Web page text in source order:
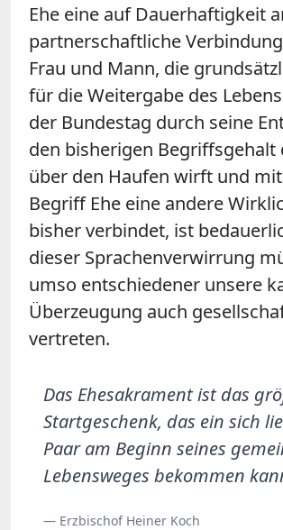
Ehe eine auf Dauerhaftigkeit
partnerschaftliche
Frau und Mann, die
für die Weitergabe des
der Bundestag durch seine
den bisherigen Begriffsgehalt
über den Haufen wirft und
Begriff Ehe eine andere
bisher verbindet, ist
dieser Sprachenverwirrung
umso entschiedener unsere
Überzeugung auch
vertreten.
Das Ehesakrament ist das
Startgeschenk, das ein sich
Paar am Beginn seines
Lebensweges bekommen
— Erzbischof Heiner Koch